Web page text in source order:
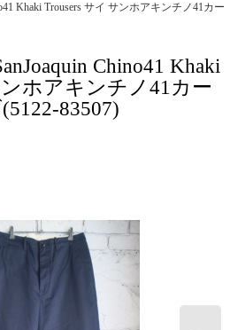
Khaki Trousers サイ サンホアキンチノ41カー
Chino41 Khaki
ホアキンチノ41カー
83507)